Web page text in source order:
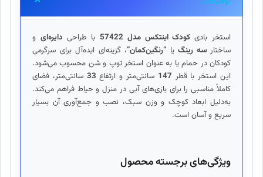
استخر بادیکودک اینتکس مدل 57422 با طراحی دایره‌ای و
ساختار سه رینگ یا “رنگین‌کمان”، گزینه‌ای ایده‌آل برای سرگرمی
کودکان در حمام یا به عنوان استخر توپ و شن محسوب می‌شود.
این استخر با قطر 147 سانتی‌متر و ارتفاع 33 سانتی‌متر، فضای
کاملاً مناسبی را برای بازی‌های آبی در منزل و حیاط فراهم می‌کند.
به‌دلیل ابعاد کوچک و وزن سبک، نصب و جمع‌آوری آن بسیار
سریع و آسان است.
ویژگی‌های برجسته محصول